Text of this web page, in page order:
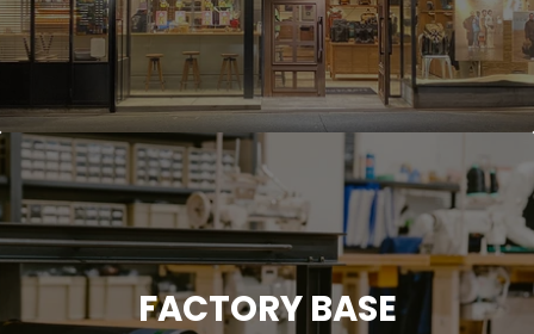
FACTORY BASE